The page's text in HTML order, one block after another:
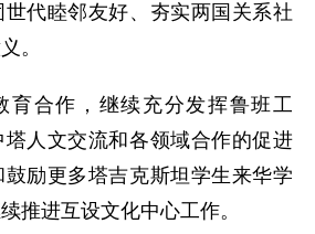
代睦邻友好、夯实两国关系社
。
育合作，继续充分发挥鲁班工
人文交流和各领域合作的促进
励更多塔吉克斯坦学生来华学
推进互设文化中心工作。